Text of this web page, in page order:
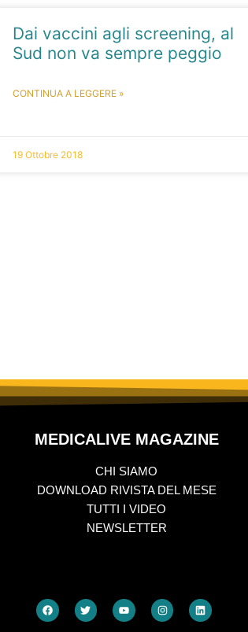
Dai vaccini agli screening, al
Sud non va sempre peggio
CONTINUA A LEGGERE »
19 Ottobre 2018
MEDICALIVE MAGAZINE
CHI SIAMO
DOWNLOAD RIVISTA DEL MESE
TUTTI I VIDEO
NEWSLETTER